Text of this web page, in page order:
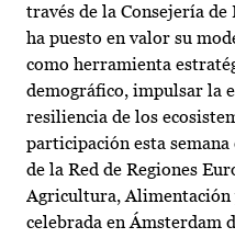
través de la Consejería
ha puesto en valor su
como herramienta
demográfico, impulsar la
resiliencia de los
participación esta
de la Red de Regiones
Agricultura,
celebrada en Ámsterdam